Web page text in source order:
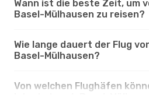
Wann ist die beste Zeit, um
Basel-Mülhausen zu reisen?
Wie lange dauert der Flug
Basel-Mülhausen?
Von welchen Flughäfen